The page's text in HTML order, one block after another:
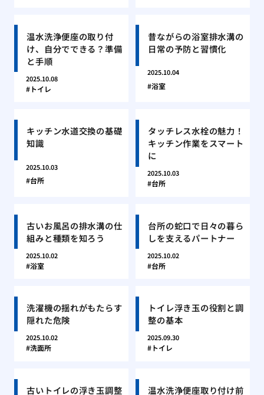
温水洗浄便座の取り付
け、自分でできる？準備
と手順
2025.10.08
トイレ
昔ながらの浴室排水溝の
日常の予防と習慣化
2025.10.04
浴室
キッチン水道交換の基礎
知識
2025.10.03
台所
タッチレス水栓の魅力！
キッチン作業をスマート
に
2025.10.03
台所
古いお風呂の排水溝の仕
組みと種類を知ろう
2025.10.02
浴室
台所の蛇口で日々の暮ら
しを支えるパートナー
2025.10.02
台所
洗濯機の揺れがもたらす
隠れた危険
2025.10.02
洗面所
トイレ浮き玉の役割と調
整の基本
2025.09.30
トイレ
古いトイレの浮き玉調整 温水洗浄便座取り付け前